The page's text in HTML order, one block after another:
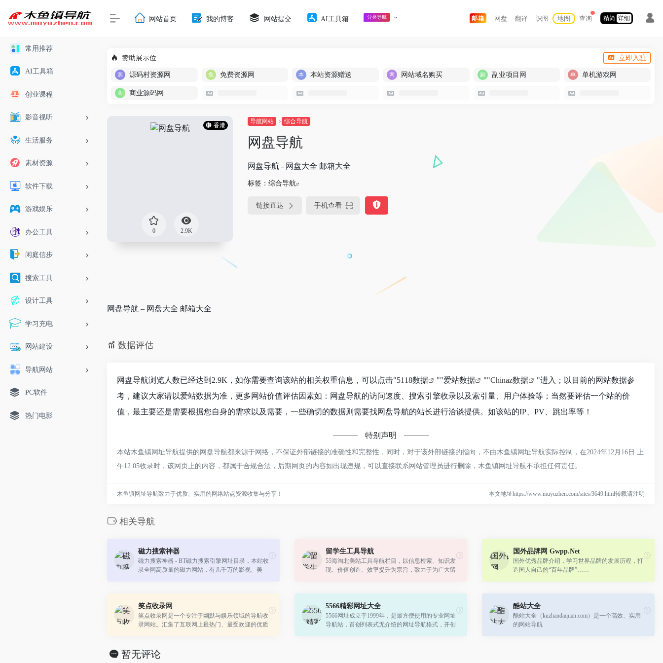
常用推荐
AI工具箱
创业课程
影音视听
生活服务
素材资源
软件下载
游戏娱乐
办公工具
闲庭信步
搜索工具
设计工具
学习充电
网站建设
导航网站
PC软件
热门电影
网站首页 我的博客 网站提交 AI工具箱 分类导航 邮箱 网盘 翻译 识图 地图 查询 精简 详细
赞助展示位 立即入驻
源码村资源网 免费资源网 本站资源赠送 网站域名购买 副业项目网 单机游戏网
商业源码网
香港
0 2.9K
导航网站 综合导航
网盘导航
网盘导航 - 网盘大全 邮箱大全
标签： 综合导航
链接直达 手机查看
网盘导航 – 网盘大全 邮箱大全
数据评估
网盘导航浏览人数已经达到2.9K，如你需要查询该站的相关权重信息，可以点击"5118数据 ""爱站数据 ""Chinaz数据
"进入；以目前的网站数据参
考，建议大家请以爱站数据为准，更多网站价值评估因素如：网盘导航的访问速度、搜索引擎收录以及索引量、用户体验等；当然要评估一个站的价
值，最主要还是需要根据您自身的需求以及需要，一些确切的数据则需要找网盘导航的站长进行洽谈提供。如该站的IP、PV、跳出率等！
特别声明
本站木鱼镇网址导航提供的网盘导航都来源于网络，不保证外部链接的准确性和完整性，同时，对于该外部链接的指向，不由木鱼镇网址导航实际控制，在2024年12月16日 上
午12:05收录时，该网页上的内容，都属于合规合法，后期网页的内容如出现违规，可以直接联系网站管理员进行删除，木鱼镇网址导航不承担任何责任。
木鱼镇网址导航致力于优质、实用的网络站点资源收集与分享！ 本文地址https://www.muyuzhen.com/sites/3649.html转载请注明
相关导航
磁力搜索神器
磁力搜索神器 - BT磁力搜索引擎网址目录，本站收
录全网高质量的磁力网站，有几千万的影视、美
留学生工具导航
55海淘北美站工具导航栏目，以信息检索、知识发
现、价值创造、效率提升为宗旨，致力于为广大留
国外品牌网 Gwpp.Net
国外优秀品牌介绍，学习世界品牌的发展历程，打
造国人自己的“百年品牌”……
笑点收录网
笑点收录网是一个专注于幽默与娱乐领域的导航收
录网站。汇集了互联网上最热门、最受欢迎的优质
5566精彩网址大全
5566网址成立于1999年，是最方便使用的专业网址
导航站，首创列表式无介绍的网址导航格式，开创
酷站大全
酷站大全（kuzhandaquan.com）是一个高效、实用
的网站导航
暂无评论